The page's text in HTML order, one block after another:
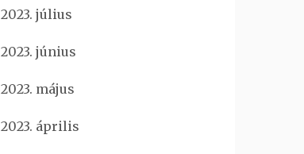
2023. július
2023. június
2023. május
2023. április